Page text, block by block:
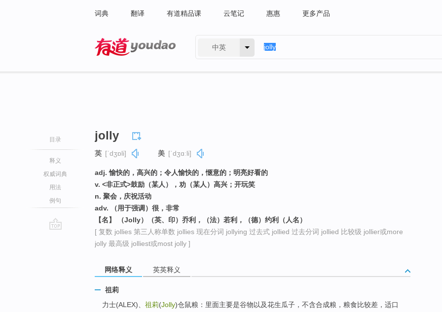
词典 翻译 有道精品课 云笔记 惠惠 更多产品
中英
目录
释义
权威词典
用法
例句
jolly
英 [ˈdʒɒli] 美 [ˈdʒɑːli]
adj. 愉快的，高兴的；令人愉快的，惬意的；明亮好看的
v. <非正式>鼓励（某人），劝（某人）高兴；开玩笑
n. 聚会，庆祝活动
adv. （用于强调）很，非常
【名】 （Jolly）（英、印）乔利，（法）若利，（德）约利（人名）
[ 复数 jollies 第三人称单数 jollies 现在分词 jollying 过去式 jollied 过去分词 jollied 比较级 jollier或more
jolly 最高级 jolliest或most jolly ]
网络释义 英英释义
祖莉
力士(ALEX)、 祖莉(Jolly)仓鼠粮：里面主要是谷物以及花生瓜子，不含合成粮，粮食比较差，适口